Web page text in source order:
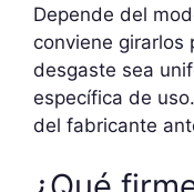
Depende del
conviene girarlos
desgaste sea
específica de
del fabricante